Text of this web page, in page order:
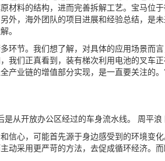
材料的结构，进而完善拆解工艺。宝马位
外，海外团队的项目进展和经验总结，是
。
节。我们想了解，对具体的应用场景而言
我们正真看到，装有梯次利用电池的叉车
产业链的增值部分实现，是一直要关注的
从开放办公区经过的车身流水线。 周平浪
心，可能首先源于身边感受到的环境变化
动采用更严苛的方法，去促成循环经济。